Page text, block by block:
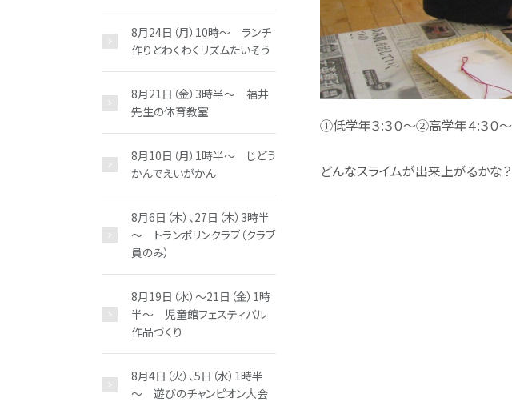
①低学年３:３０～②高学年４:３０～
どんなスライムが出来上がるかな？
8月24日（月）10時～ ランチ
作りとわくわくリズムたいそう
8月21日（金）3時半～ 福井
先生の体育教室
8月10日（月）1時半～ じどう
かんでえいがかん
8月6日（木）、27日（木）3時半
～ トランポリンクラブ（クラブ
員のみ）
8月19日（水）～21日（金）1時
半～ 児童館フェスティバル
作品づくり
8月4日（火）、5日（水）1時半
～ 遊びのチャンピオン大会